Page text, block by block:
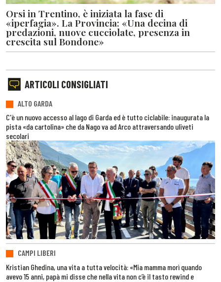
Orsi in Trentino, è iniziata la fase di
«iperfagia». La Provincia: «Una decina di
predazioni, nuove cucciolate, presenza in
crescita sul Bondone»
ARTICOLI CONSIGLIATI
ALTO GARDA
C'è un nuovo accesso al lago di Garda ed è tutto ciclabile: inaugurata la
pista «da cartolina» che da Nago va ad Arco attraversando uliveti
secolari
CAMPI LIBERI
Kristian Ghedina, una vita a tutta velocità: «Mia mamma morì quando
avevo 15 anni, papà mi disse che nella vita non c’è il tasto rewind e